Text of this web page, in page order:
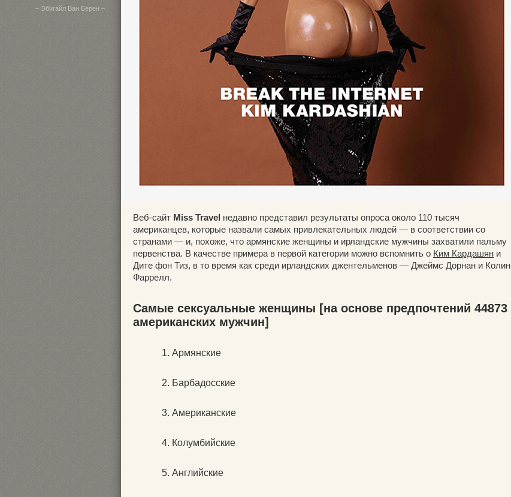
– Эбигайл Ван Берен –
Веб-сайт Miss Travel недавно представил результаты опроса около 110 тысяч
американцев, которые назвали самых привлекательных людей — в соответствии со
странами — и, похоже, что армянские женщины и ирландские мужчины захватили пальму
первенства. В качестве примера в первой категории можно вспомнить о Ким Кардашян и
Дите фон Тиз, в то время как среди ирландских джентельменов — Джеймс Дорнан и Колин
Фаррелл.
Самые сексуальные женщины [на основе предпочтений 44873
американских мужчин]
Армянские
Барбадосские
Американские
Колумбийские
Английские